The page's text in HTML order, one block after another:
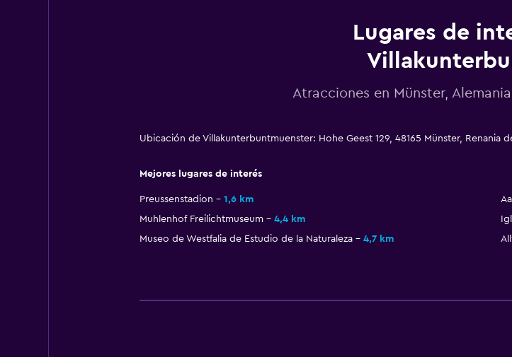
Lugares de
Atracciones en Münster,
Ubicación de Villakunterbuntmuenster: Hohe Geest 129, 48165 Münster, Renania
Mejores lugares de interés
Preussenstadion 1,6 km
Muhlenhof Freilichtmuseum
4,4 km
Museo de Westfalia de Estudio de la Naturaleza
4,7 km